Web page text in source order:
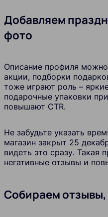
Добавляем
фото
Описание профиля
акции, подборки
тоже играют роль –
подарочные упаковки
повышают CTR.
Не забудьте указать
магазин закрыт 25
видеть это сразу. Такая
негативные отзывы и
Собираем